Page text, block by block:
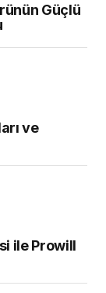
Güçlü
ve
ile Prowill